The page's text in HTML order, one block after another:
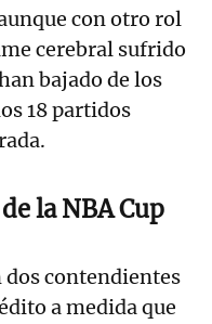
con otro rol
cerebral sufrido
bajado de los
18 partidos
la NBA Cup
dos contendientes
a medida que